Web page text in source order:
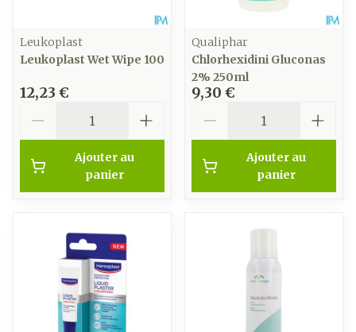
Leukoplast
Leukoplast Wet Wipe 100
12,23 €
Ajouter au
panier
Qualiphar
Chlorhexidini Gluconas
2% 250ml
9,30 €
Ajouter au
panier